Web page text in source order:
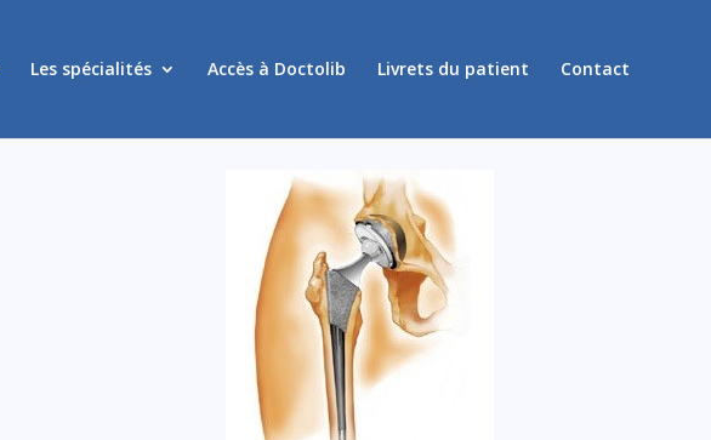
Les spécialités Accès à Doctolib Livrets du patient Contact